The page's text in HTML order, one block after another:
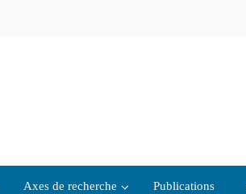
Axes de recherche Publications